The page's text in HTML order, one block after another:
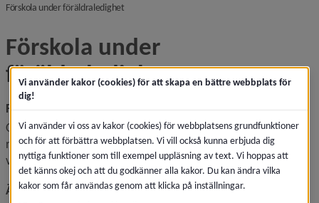
Förskola under föräldraledighetnivå i brödsmulenavigeringen
Förskola under
föräldraledighet
Före barnet har fötts
Om du uppbär föräldrapenning före barnets födelse gör
rektor i samråd med dig en individuell bedömning av
vistelsetiden.
Ändrad placering när syskon föds
Vi använder kakor (cookies) för att skapa en bättre webbplats för
dig!
Vi använder vi oss av kakor (cookies) för webbplatsens grundfunktioner
och för att förbättra webbplatsen. Vi vill också kunna erbjuda dig
nyttiga funktioner som till exempel uppläsning av text. Vi hoppas att
det känns okej och att du godkänner alla kakor. Du kan ändra vilka
kakor som får användas genom att klicka på inställningar.